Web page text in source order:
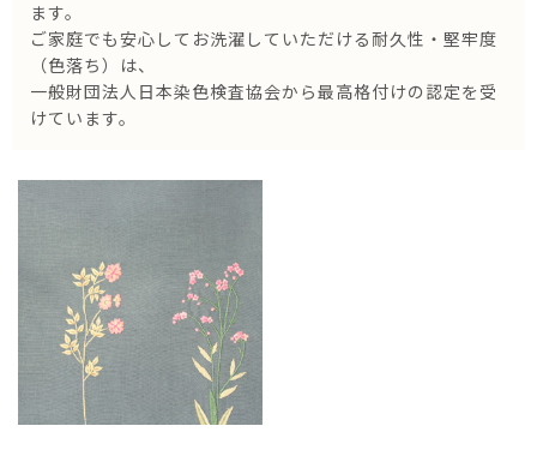
ます。
ご家庭でも安心してお洗濯していただける耐久性・堅牢度
（色落ち）は、
一般財団法人日本染色検査協会から最高格付けの認定を受
けています。